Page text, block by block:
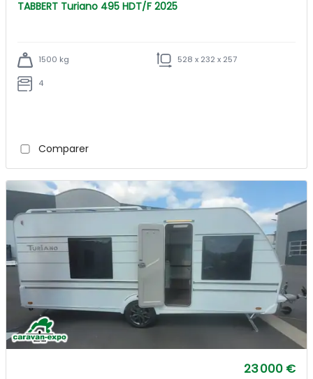
TABBERT Turiano 495 HDT/F 2025
1500 kg 528 x 232 x 257
4
Comparer
23 000 €